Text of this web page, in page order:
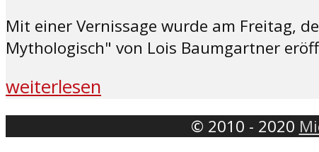
Mit einer Vernissage wurde am Freitag,
Mythologisch" von Lois Baumgartner
weiterlesen
© 2010 - 2020